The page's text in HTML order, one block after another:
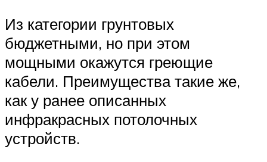
Из категории грунтовых
бюджетными, но при этом
мощными окажутся греющие
кабели. Преимущества такие же,
как у ранее описанных
инфракрасных потолочных
устройств.